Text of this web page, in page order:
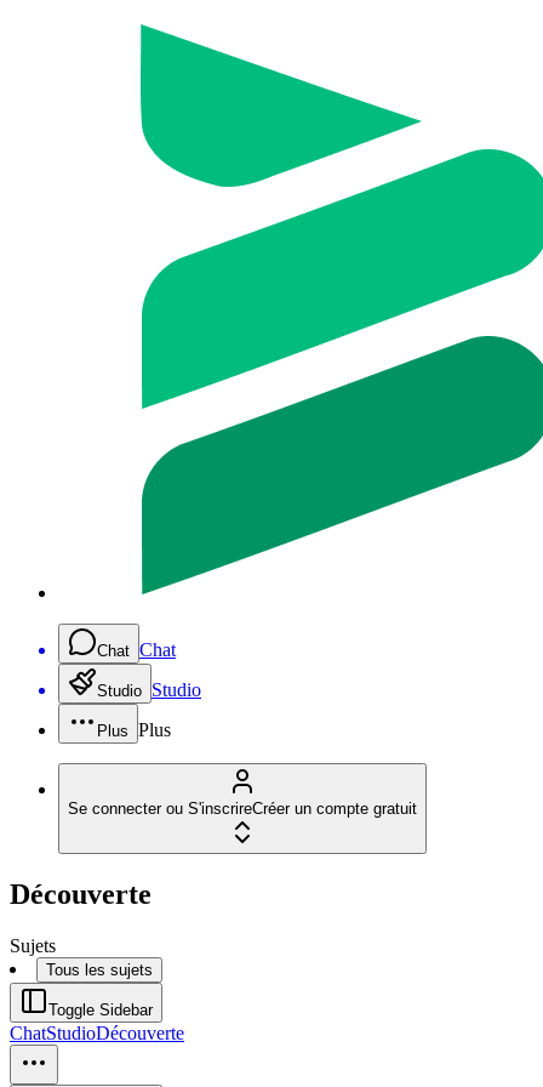
Chat Chat
Studio Studio
Plus Plus
Se connecter ou S'inscrireCréer un compte gratuit
Découverte
Sujets
Tous les sujets
Toggle Sidebar
ChatStudioDécouverte